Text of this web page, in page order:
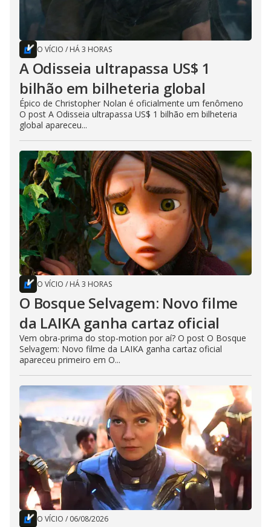
O VÍCIO / HÁ 3 HORAS
A Odisseia ultrapassa US$ 1
bilhão em bilheteria global
Épico de Christopher Nolan é oficialmente um fenômeno
O post A Odisseia ultrapassa US$ 1 bilhão em bilheteria
global apareceu...
O VÍCIO / HÁ 3 HORAS
O Bosque Selvagem: Novo filme
da LAIKA ganha cartaz oficial
Vem obra-prima do stop-motion por aí? O post O Bosque
Selvagem: Novo filme da LAIKA ganha cartaz oficial
apareceu primeiro em O...
O VÍCIO / 06/08/2026